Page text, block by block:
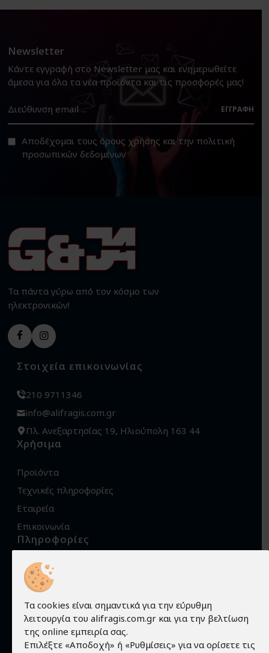
Newsletter
Κάντε εγγραφή στο Newsletter μας και ενημερωθείτε
άμεσα για όλα τα νέα προϊόντα και τις προσφορές μας!
ΕΓΓΡΑΦΉ
Αποδέχομαι τους όρους χρήσης και την πολιτική
προσωπικών δεδομένων
Τα πάντα γύρω από τον κόσμο των
ηλεκτρονικών!
Στοιχεία επικοινωνίας
210 9711346
info@alifragis.com.gr
Πλ. Ανεξαρτησίας 19, Ηλιούπολη 163 44
Χρήσιμα
Προϊόντα
Τεχνικές πληροφορίες
Εταιρεία
Επικοινωνία
Πληροφορίες
Όροι χρήσης
Προστασία προσωπικών δεδομένων
Πολιτική Cookies
Τρόποι αποστολής
Τρόποι παραγγελίας
Τα cookies είναι σημαντικά για την εύρυθμη
λειτουργία του alifragis.com.gr και για την βελτίωση
της online εμπειρία σας.
Επιλέξτε «Αποδοχή» ή «Ρυθμίσεις» για να ορίσετε τις